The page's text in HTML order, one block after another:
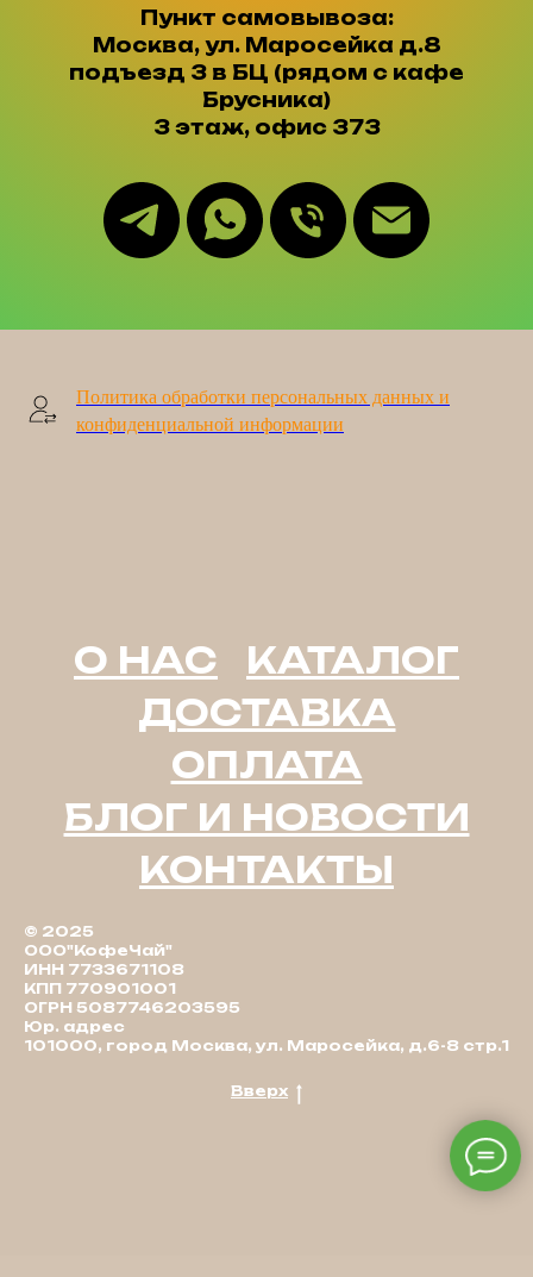
Пункт самовывоза:
Москва, ул. Маросейка д.8
подъезд 3 в БЦ (рядом с кафе
Брусника)
3 этаж, офис 373
Политика обработки персональных данных и
конфиденциальной информации
О НАС
КАТАЛОГ
ДОСТАВКА
ОПЛАТА
БЛОГ И НОВОСТИ
КОНТАКТЫ
© 2025
ООО"КофеЧай"
ИНН 7733671108
КПП 770901001
ОГРН 5087746203595
Юр. адрес
101000, город Москва, ул. Маросейка, д.6-8 стр.1
Вверх